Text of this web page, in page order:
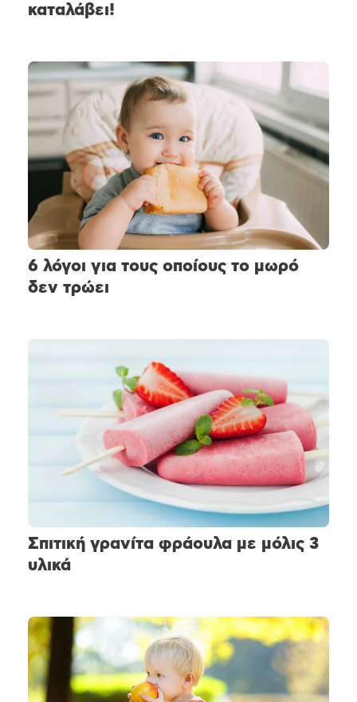
καταλάβει!
6 λόγοι για τους οποίους το μωρό
δεν τρώει
Σπιτική γρανίτα φράουλα με μόλις 3
υλικά